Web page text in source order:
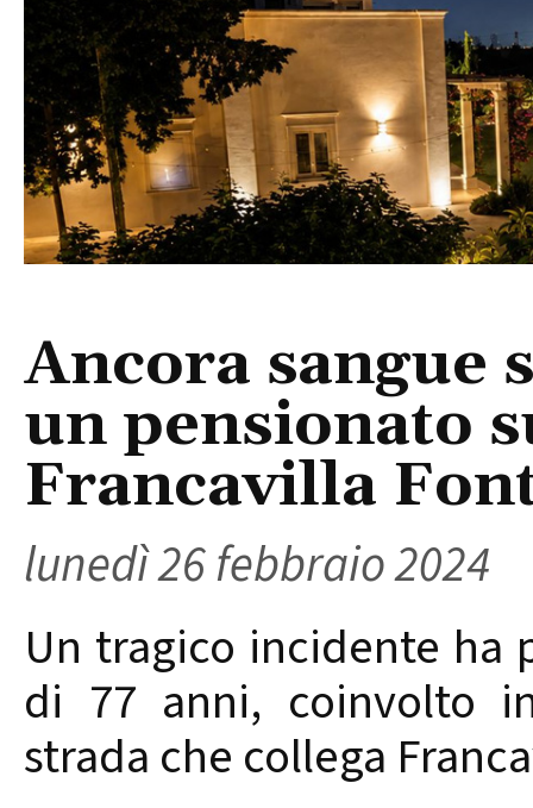
Ancora sangue
un pensionato
Francavilla
lunedì 26 febbraio 2024
Un tragico incidente ha
di 77 anni, coinvolto
strada che collega